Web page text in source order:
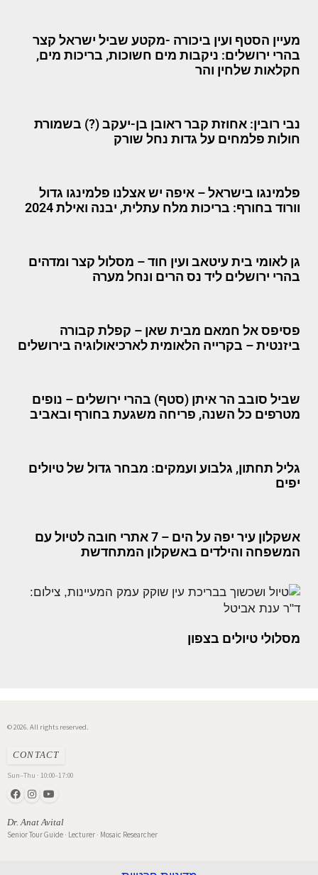
מעיין הסטף ועין ביכורה -מקטע שביל ישראל קצר
בהרי ירושלים: ניקבות מים חשוכות, בריכות מים,
חקלאות שלחין והר
נבי רובין: אחוזת קבר ראובן בן-יעקב (?) בשמורת
חולות פלמחים על גדות נחל שורק
פלמינגו בישראל – איפה יש אצלנו פלמינגו גדול
וורוד בחורף: בריכות מלח עתלית, יבנה ואילת 2024
גן לאומי בית עיטאב ועין חוד – מסלול קצר ומדהים
בהרי ירושלים ליד נס הרים ונחל מערה
פסיפס אל חמאם מבית שאן – קפלת קבורה
ביזנטית – בקרייה הלאומית לארכיאולוגיה בירושלים
שביל סובב הר איתן (סטף) בהרי ירושלים – נופים
מטרפים כל השנה, פריחה משגעת בחורף ובאביב
גליל תחתון, גלבוע ועמקים: מבחר גדול של טיולים
יפים
אשקלון עיר יפה על הים – 7 אתרי חובה לטיול עם
המשפחה והילדים באשקלון המתחדשת
מסלולי טיולים בצפון
© 2026. All rights reserved.
CONTACT
Sun–Thu · 10:00–17:00
Dr. Anat Avital
Senior Tour Guide · Lecturer · Mosaic Researcher